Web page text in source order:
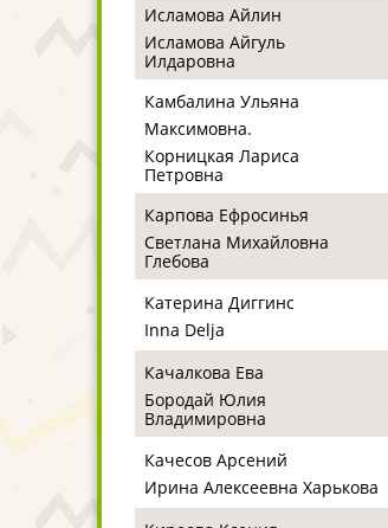
Исламова Айлин
Исламова Айгуль
Илдаровна
Камбалина Ульяна
Максимовна.
Корницкая Лариса
Петровна
Карпова Ефросинья
Светлана Михайловна
Глебова
Катерина Диггинс
Inna Delja
Качалкова Ева
Бородай Юлия
Владимировна
Качесов Арсений
Ирина Алексеевна Харькова